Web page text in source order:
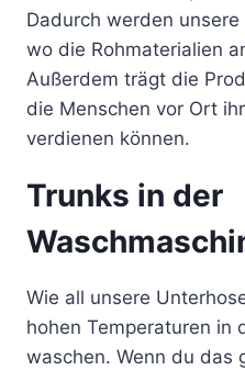
Dadurch werden
wo die Rohmaterialien
Außerdem trägt die
die Menschen vor Ort
verdienen können.
Trunks in der
Wie all unsere
hohen Temperaturen in
waschen. Wenn du das